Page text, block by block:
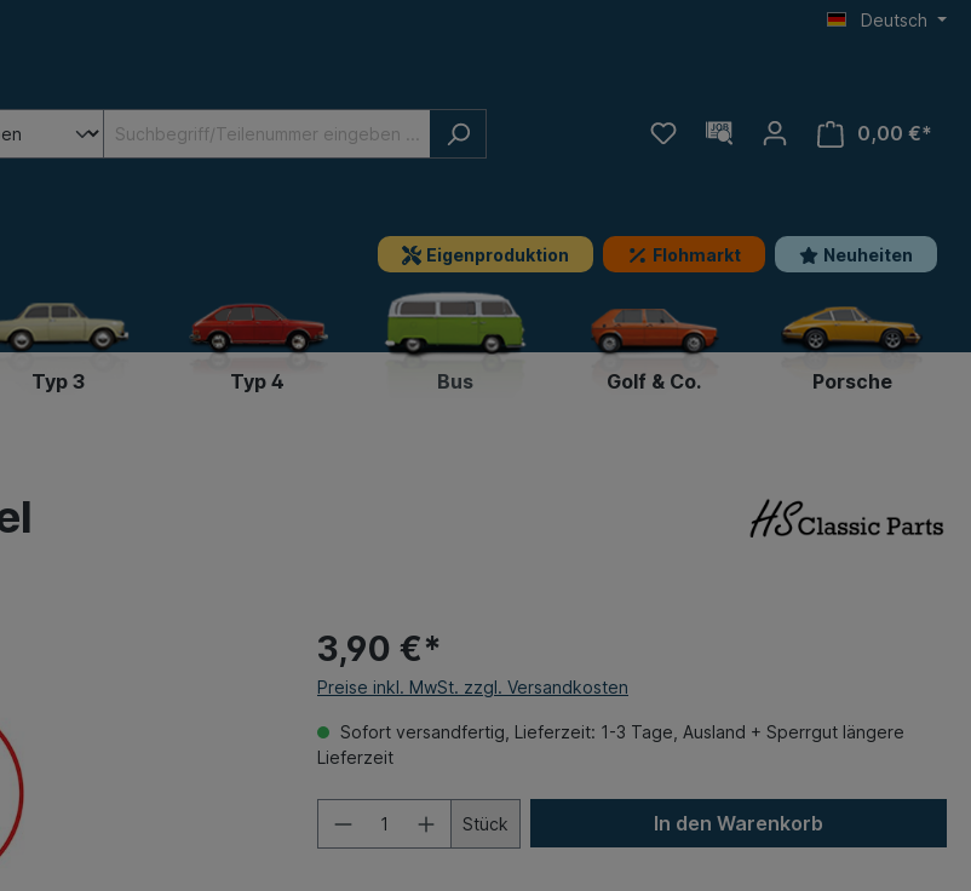
Deutsch
0,00 €*
Eigenproduktion Flohmarkt Neuheiten
Typ 3 Typ 4 Bus Golf & Co. Porsche
3,90 €*
Preise inkl. MwSt. zzgl. Versandkosten
Sofort versandfertig, Lieferzeit: 1-3 Tage, Ausland + Sperrgut längere
Lieferzeit
Stück In den Warenkorb